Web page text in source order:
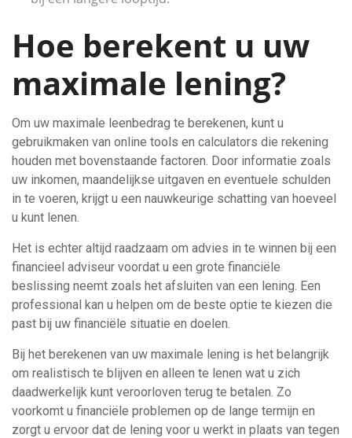
Hoe berekent u uw
maximale lening?
Om uw maximale leenbedrag te berekenen, kunt u
gebruikmaken van online tools en calculators die rekening
houden met bovenstaande factoren. Door informatie zoals
uw inkomen, maandelijkse uitgaven en eventuele schulden
in te voeren, krijgt u een nauwkeurige schatting van hoeveel
u kunt lenen.
Het is echter altijd raadzaam om advies in te winnen bij een
financieel adviseur voordat u een grote financiële
beslissing neemt zoals het afsluiten van een lening. Een
professional kan u helpen om de beste optie te kiezen die
past bij uw financiële situatie en doelen.
Bij het berekenen van uw maximale lening is het belangrijk
om realistisch te blijven en alleen te lenen wat u zich
daadwerkelijk kunt veroorloven terug te betalen. Zo
voorkomt u financiële problemen op de lange termijn en
zorgt u ervoor dat de lening voor u werkt in plaats van tegen